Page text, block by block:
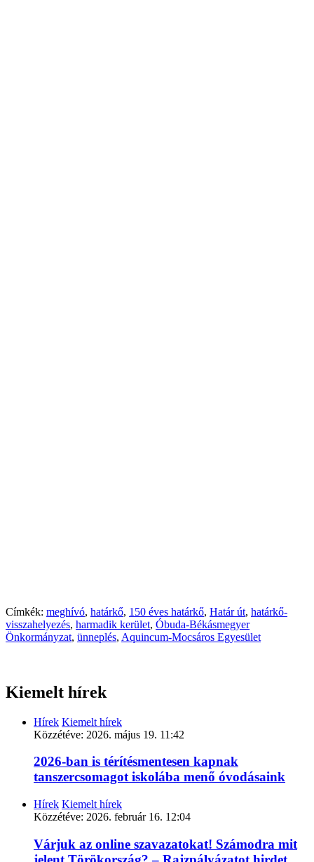
Címkék: meghívó, határkő, 150 éves határkő, Határ út, határkő-
visszahelyezés, harmadik kerület, Óbuda-Békásmegyer
Önkormányzat, ünneplés, Aquincum-Mocsáros Egyesület
Kiemelt hírek
Hírek Kiemelt hírek
Közzétéve: 2026. május 19. 11:42
2026-ban is térítésmentesen kapnak
tanszercsomagot iskolába menő óvodásaink
Hírek Kiemelt hírek
Közzétéve: 2026. február 16. 12:04
Várjuk az online szavazatokat! Számodra mit